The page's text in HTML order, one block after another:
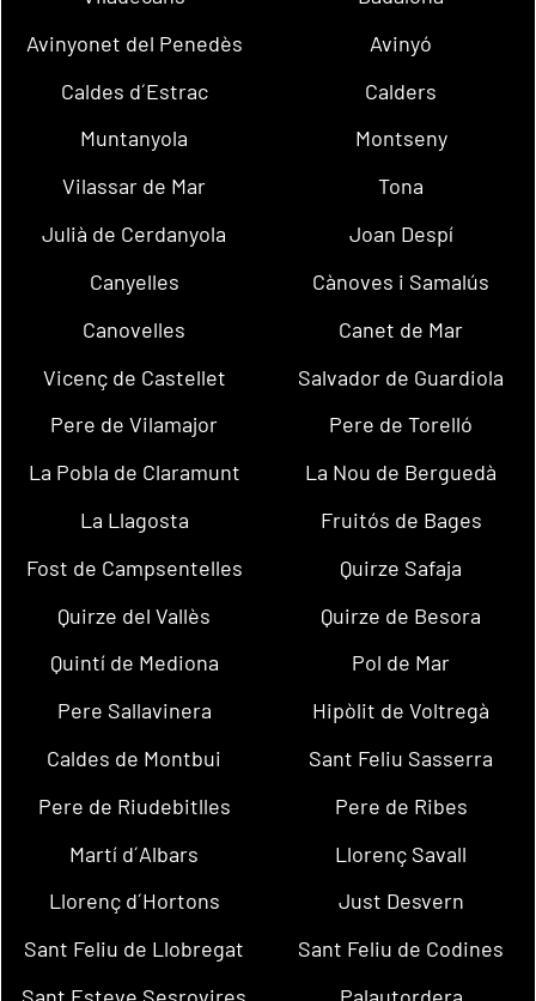
Avinyonet del Penedès
Avinyó
Caldes d´Estrac
Calders
Muntanyola
Montseny
Vilassar de Mar
Tona
Julià de Cerdanyola
Joan Despí
Canyelles
Cànoves i Samalús
Canovelles
Canet de Mar
Vicenç de Castellet
Salvador de Guardiola
Pere de Vilamajor
Pere de Torelló
La Pobla de Claramunt
La Nou de Berguedà
La Llagosta
Fruitós de Bages
Fost de Campsentelles
Quirze Safaja
Quirze del Vallès
Quirze de Besora
Quintí de Mediona
Pol de Mar
Pere Sallavinera
Hipòlit de Voltregà
Caldes de Montbui
Sant Feliu Sasserra
Pere de Riudebitlles
Pere de Ribes
Martí d´Albars
Llorenç Savall
Llorenç d´Hortons
Just Desvern
Sant Feliu de Llobregat
Sant Feliu de Codines